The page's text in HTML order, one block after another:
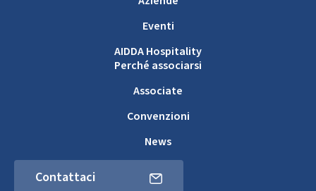
Eventi
AIDDA Hospitality
Perché associarsi
Associate
Convenzioni
News
Contattaci